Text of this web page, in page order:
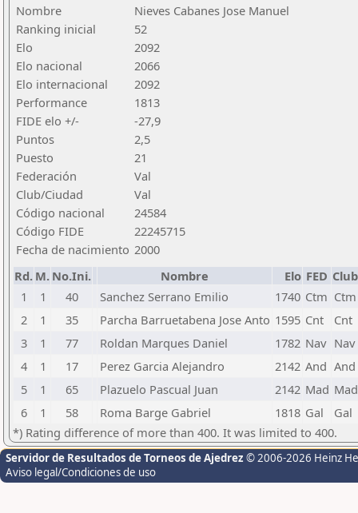
Nombre
Nieves Cabanes Jose Manuel
Ranking inicial
52
Elo
2092
Elo nacional
2066
Elo internacional
2092
Performance
1813
FIDE elo +/-
-27,9
Puntos
2,5
Puesto
21
Federación
Val
Club/Ciudad
Val
Código nacional
24584
Código FIDE
22245715
Fecha de nacimiento 2000
Rd. M. No.Ini. Nombre Elo FED
1
1 40 Sanchez Serrano Emilio 1740 Ctm Ctm
2
1 35 Parcha Barruetabena Jose Anto 1595 Cnt
Cnt
3
1 77 Roldan Marques Daniel 1782 Nav Nav
4
1 17 Perez Garcia Alejandro 2142 And And
5
1 65 Plazuelo Pascual Juan 2142 Mad Mad
6
1 58 Roma Barge Gabriel 1818 Gal
Gal
*) Rating difference of more than 400. It was limited to 400.
Servidor de Resultados de Torneos de Ajedrez © 2006-2026 Heinz
Aviso legal/Condiciones de uso